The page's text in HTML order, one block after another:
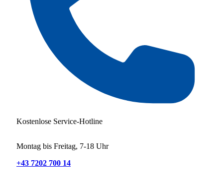
Kostenlose Service-Hotline
Montag bis Freitag, 7-18 Uhr
+43 7202 700 14